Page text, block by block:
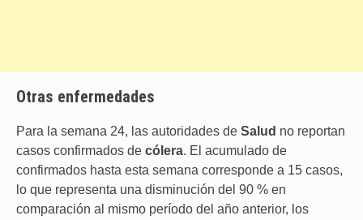
Otras enfermedades
Para la semana 24, las autoridades de Salud no reportan
casos confirmados de cólera. El acumulado de
confirmados hasta esta semana corresponde a 15 casos,
lo que representa una disminución del 90 % en
comparación al mismo período del año anterior, los